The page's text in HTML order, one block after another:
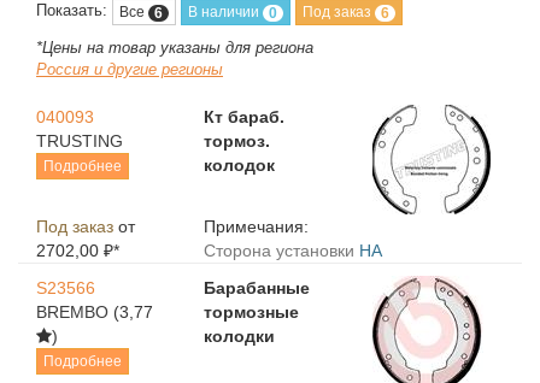
Показать: Все 6 В наличии 0 Под заказ 6
*Цены на товар указаны для региона
Россия и другие регионы
040093
TRUSTING
Подробнее
Кт бараб.
тормоз.
колодок
Под заказ от
2702,00 ₽*
Примечания:
Сторона установки HA
S23566
BREMBO (3,77
)
Подробнее
Барабанные
тормозные
колодки